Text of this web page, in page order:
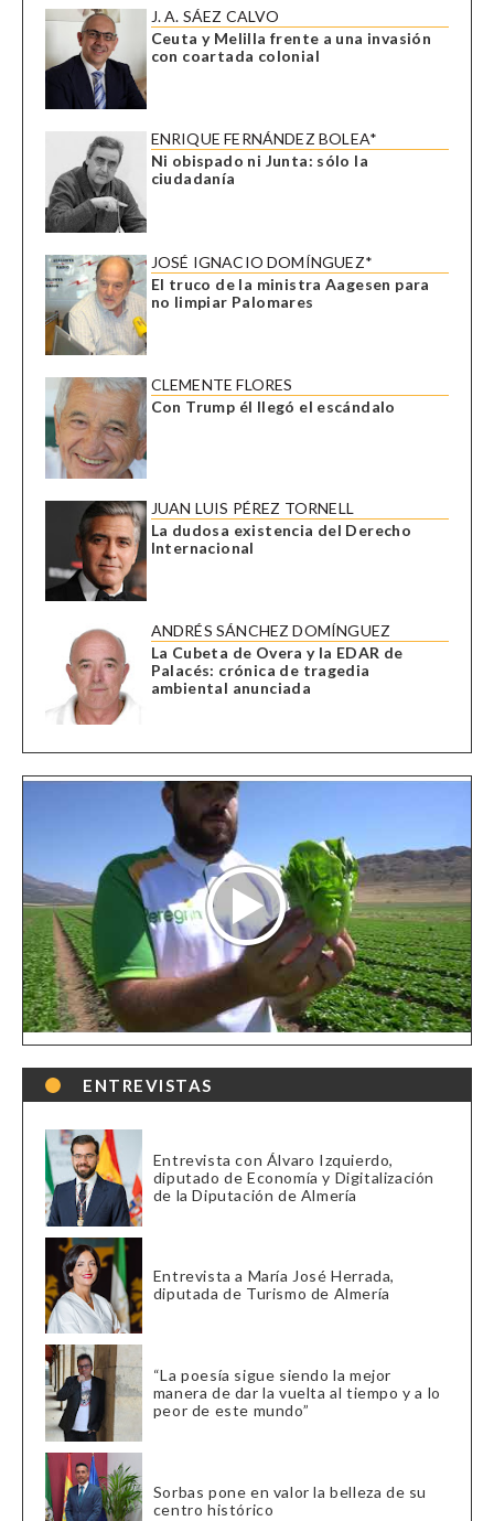
J. A. SÁEZ CALVO
Ceuta y Melilla frente a una invasión
con coartada colonial
ENRIQUE FERNÁNDEZ BOLEA*
Ni obispado ni Junta: sólo la
ciudadanía
JOSÉ IGNACIO DOMÍNGUEZ*
El truco de la ministra Aagesen para
no limpiar Palomares
CLEMENTE FLORES
Con Trump él llegó el escándalo
JUAN LUIS PÉREZ TORNELL
La dudosa existencia del Derecho
Internacional
ANDRÉS SÁNCHEZ DOMÍNGUEZ
La Cubeta de Overa y la EDAR de
Palacés: crónica de tragedia
ambiental anunciada
ENTREVISTAS
Entrevista con Álvaro Izquierdo,
diputado de Economía y Digitalización
de la Diputación de Almería
Entrevista a María José Herrada,
diputada de Turismo de Almería
“La poesía sigue siendo la mejor
manera de dar la vuelta al tiempo y a lo
peor de este mundo”
Sorbas pone en valor la belleza de su
centro histórico